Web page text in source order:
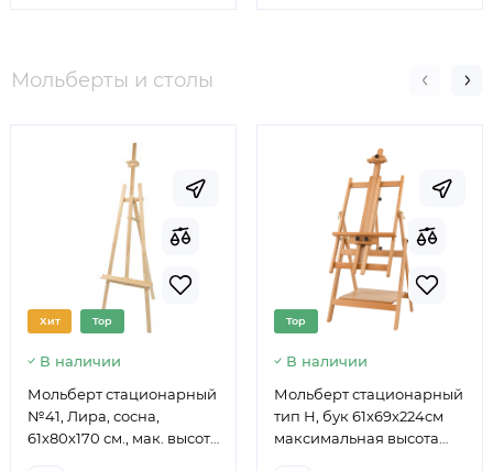
Мольберты и столы
Хит Top
В наличии
Мольберт стационарный
№41, Лира, сосна,
61х80х170 см., мак. высота
Top
В наличии
Мольберт стационарный
тип Н, бук 61x69x224см
максимальная высота